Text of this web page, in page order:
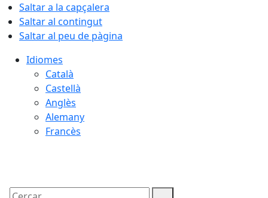
Saltar a la capçalera
Saltar al contingut
Saltar al peu de pàgina
Idiomes
Català
Castellà
Anglès
Alemany
Francès